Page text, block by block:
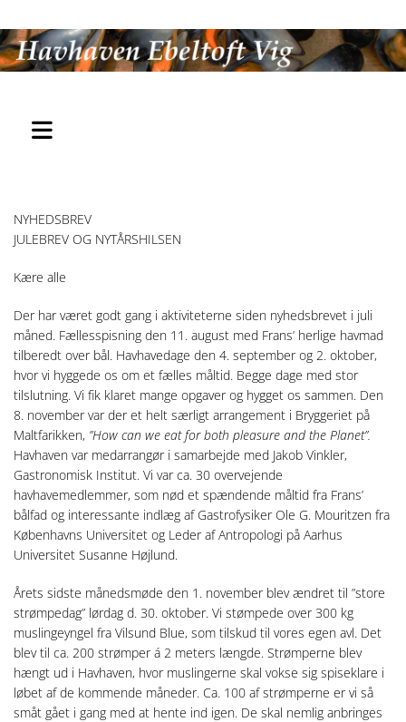
NYHEDSBREV
JULEBREV OG NYTÅRSHILSEN
Kære alle
Der har været godt gang i aktiviteterne siden nyhedsbrevet i juli
måned. Fællesspisning den 11. august med Frans’ herlige havmad
tilberedt over bål. Havhavedage den 4. september og 2. oktober,
hvor vi hyggede os om et fælles måltid. Begge dage med stor
tilslutning. Vi fik klaret mange opgaver og hygget os sammen. Den
8. november var der et helt særligt arrangement i Bryggeriet på
Maltfarikken, ”How can we eat for both pleasure and the Planet”.
Havhaven var medarrangør i samarbejde med Jakob Vinkler,
Gastronomisk Institut. Vi var ca. 30 overvejende
havhavemedlemmer, som nød et spændende måltid fra Frans’
bålfad og interessante indlæg af Gastrofysiker Ole G. Mouritzen fra
Københavns Universitet og Leder af Antropologi på Aarhus
Universitet Susanne Højlund.
Årets sidste månedsmøde den 1. november blev ændret til ”store
strømpedag” lørdag d. 30. oktober. Vi stømpede over 300 kg
muslingeyngel fra Vilsund Blue, som tilskud til vores egen avl. Det
blev til ca. 200 strømper á 2 meters længde. Strømperne blev
hængt ud i Havhaven, hvor muslingerne skal vokse sig spiseklare i
løbet af de kommende måneder. Ca. 100 af strømperne er vi så
småt gået i gang med at hente ind igen. De skal nemlig anbringes